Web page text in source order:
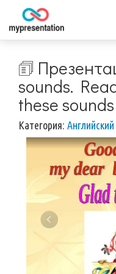
🗊
sounds.
these sounds
Категория: